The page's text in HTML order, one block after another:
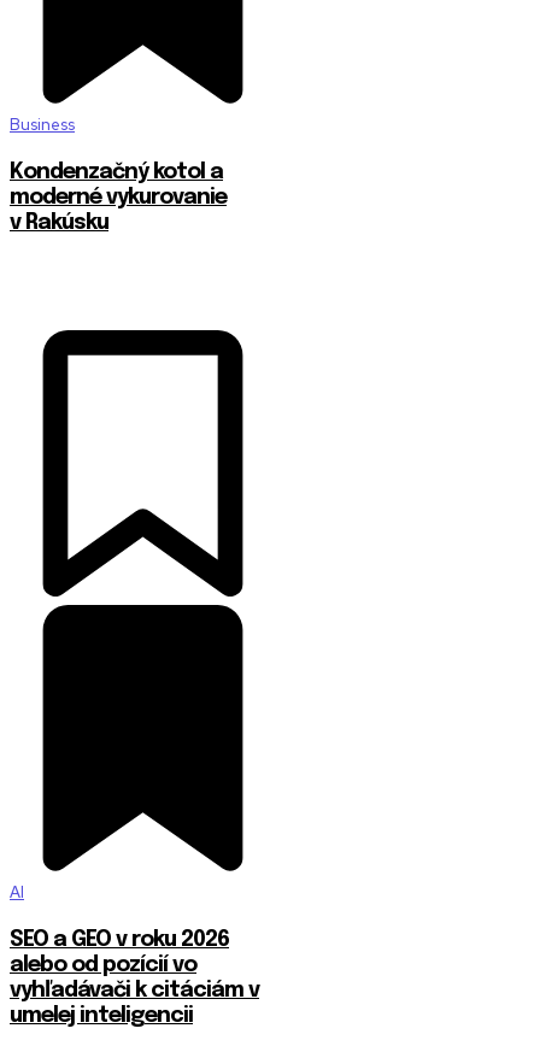
Business
Kondenzačný kotol a
moderné vykurovanie
v Rakúsku
AI
SEO a GEO v roku 2026
alebo od pozícií vo
vyhľadávači k citáciám v
umelej inteligencii